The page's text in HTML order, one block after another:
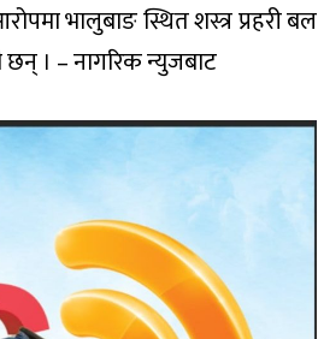
भालुबाङ स्थित शस्त्र प्रहरी बल
छन् । – नागरिक न्युजबाट